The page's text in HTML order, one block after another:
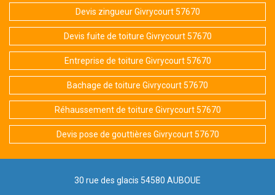
Devis zingueur Givrycourt 57670
Devis fuite de toiture Givrycourt 57670
Entreprise de toiture Givrycourt 57670
Bachage de toiture Givrycourt 57670
Réhaussement de toiture Givrycourt 57670
Devis pose de gouttières Givrycourt 57670
30 rue des glacis 54580 AUBOUE